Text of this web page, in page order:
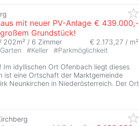
mit neuer PV-Anlage
Grundstück!
€ 439.000,-
202m² / 6 Zimmer
€ 2.173,27 / m²
Garten #Keller #Parkmöglichkeit
Im idyllischen Ort Ofenbach liegt dieses
ist eine Ortschaft der Marktgemeinde
Neunkirchen in Niederösterreich. Der Ort